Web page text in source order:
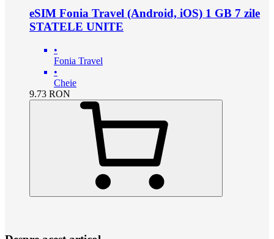
eSIM Fonia Travel (Android, iOS) 1 GB 7 zile
STATELE UNITE
•
Fonia Travel
•
Cheie
9.73 RON